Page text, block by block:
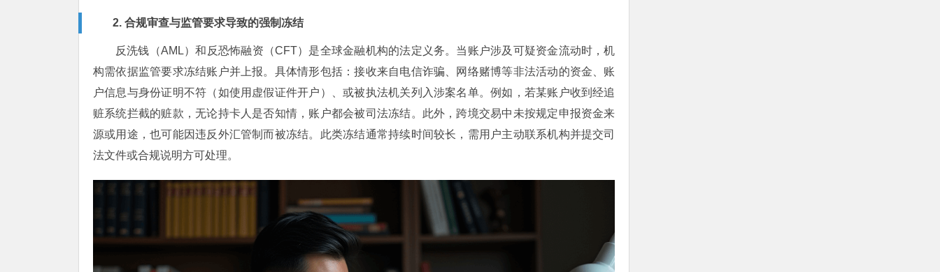
2. 合规审查与监管要求导致的强制冻结
反洗钱（AML）和反恐怖融资（CFT）是全球金融机构的法定义务。当账户涉及可疑资金流动时，机
构需依据监管要求冻结账户并上报。具体情形包括：接收来自电信诈骗、网络赌博等非法活动的资金、账
户信息与身份证明不符（如使用虚假证件开户）、或被执法机关列入涉案名单。例如，若某账户收到经追
赃系统拦截的赃款，无论持卡人是否知情，账户都会被司法冻结。此外，跨境交易中未按规定申报资金来
源或用途，也可能因违反外汇管制而被冻结。此类冻结通常持续时间较长，需用户主动联系机构并提交司
法文件或合规说明方可处理。